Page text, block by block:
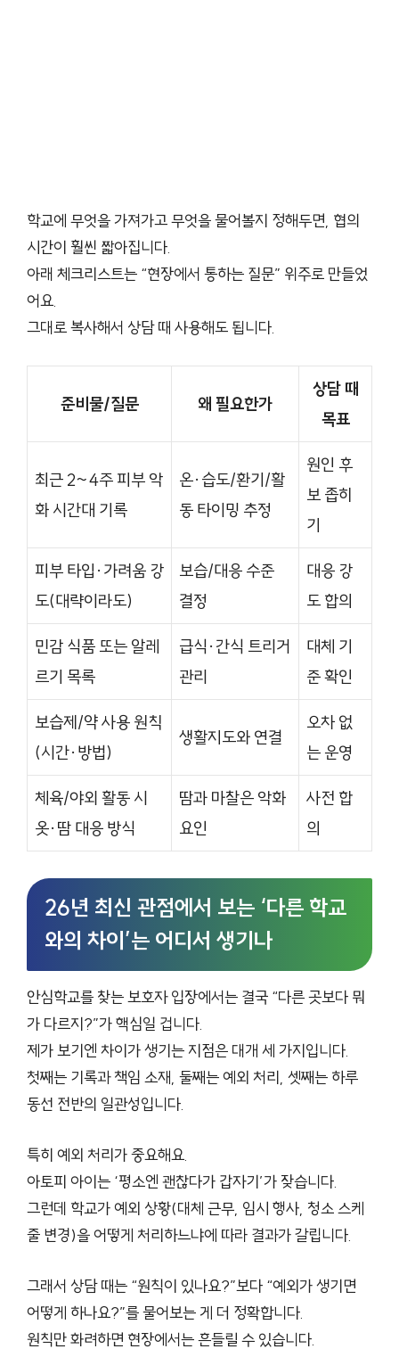
학교에 무엇을 가져가고 무엇을 물어볼지 정해두면, 협의
시간이 훨씬 짧아집니다.
아래 체크리스트는 “현장에서 통하는 질문” 위주로 만들었
어요.
그대로 복사해서 상담 때 사용해도 됩니다.
준비물/질문 왜 필요한가
상담 때
목표
최근 2~4주 피부 악
화 시간대 기록
온·습도/환기/활
동 타이밍 추정
원인 후
보 좁히
기
피부 타입·가려움 강
도(대략이라도)
보습/대응 수준
결정
대응 강
도 합의
민감 식품 또는 알레
르기 목록
급식·간식 트리거
관리
대체 기
준 확인
보습제/약 사용 원칙
(시간·방법)
생활지도와 연결
오차 없
는 운영
체육/야외 활동 시
옷·땀 대응 방식
땀과 마찰은 악화
요인
사전 합
의
26년 최신 관점에서 보는 ‘다른 학교
와의 차이’는 어디서 생기나
안심학교를 찾는 보호자 입장에서는 결국 “다른 곳보다 뭐
가 다르지?”가 핵심일 겁니다.
제가 보기엔 차이가 생기는 지점은 대개 세 가지입니다.
첫째는 기록과 책임 소재, 둘째는 예외 처리, 셋째는 하루
동선 전반의 일관성입니다.
특히 예외 처리가 중요해요.
아토피 아이는 ‘평소엔 괜찮다가 갑자기’가 잦습니다.
그런데 학교가 예외 상황(대체 근무, 임시 행사, 청소 스케
줄 변경)을 어떻게 처리하느냐에 따라 결과가 갈립니다.
그래서 상담 때는 “원칙이 있나요?”보다 “예외가 생기면
어떻게 하나요?”를 물어보는 게 더 정확합니다.
원칙만 화려하면 현장에서는 흔들릴 수 있습니다.